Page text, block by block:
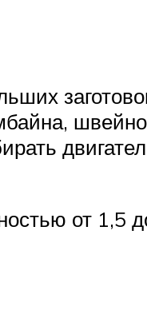
от 1,5